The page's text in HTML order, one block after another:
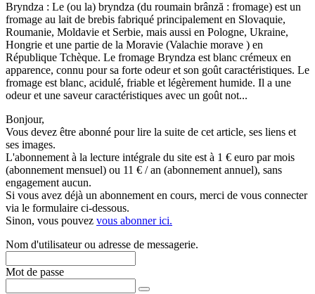
Bryndza : Le (ou la) bryndza (du roumain brânză : fromage) est un
fromage au lait de brebis fabriqué principalement en Slovaquie,
Roumanie, Moldavie et Serbie, mais aussi en Pologne, Ukraine,
Hongrie et une partie de la Moravie (Valachie morave ) en
République Tchèque. Le fromage Bryndza est blanc crémeux en
apparence, connu pour sa forte odeur et son goût caractéristiques. Le
fromage est blanc, acidulé, friable et légèrement humide. Il a une
odeur et une saveur caractéristiques avec un goût not...
Bonjour,
Vous devez être abonné pour lire la suite de cet article, ses liens et
ses images.
L'abonnement à la lecture intégrale du site est à 1 € euro par mois
(abonnement mensuel) ou 11 € / an (abonnement annuel), sans
engagement aucun.
Si vous avez déjà un abonnement en cours, merci de vous connecter
via le formulaire ci-dessous.
Sinon, vous pouvez vous abonner ici.
Nom d'utilisateur ou adresse de messagerie.
Mot de passe